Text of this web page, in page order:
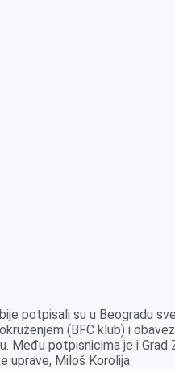
potpisali su u Beogradu
(BFC klub) i
Među potpisnicima je i Grad
uprave, Miloš Korolija.